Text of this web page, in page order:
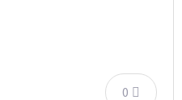
0